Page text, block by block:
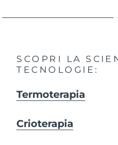
SCOPRI LA
TECNOLOGIE:
Termoterapia
Crioterapia